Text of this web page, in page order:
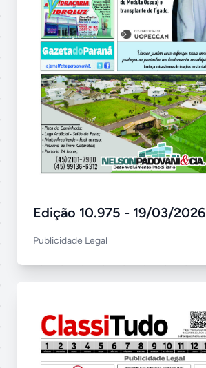
Edição 10.975 - 19/03/2026
Publicidade Legal